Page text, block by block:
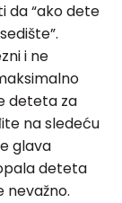
da “ako dete
i ne
deteta za
na sledeću
glava
deteta
nevažno.